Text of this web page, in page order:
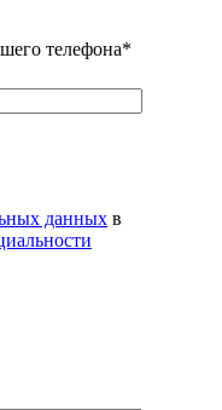
телефона*
данных в